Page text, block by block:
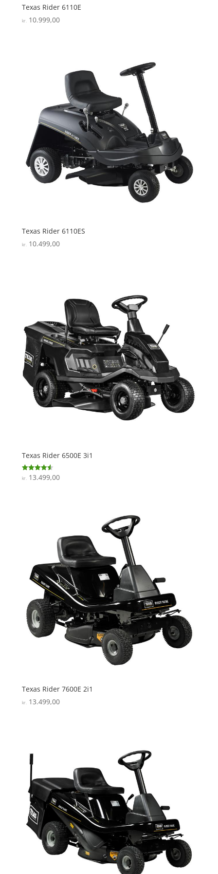
Texas Rider 6110E
kr. 10.999,00
Texas Rider 6110ES
kr.10.499,00
Texas Rider 6500E 3i1
Vurderet
4.6
kr.13.499,00
Texas Rider 7600E 2i1
kr.13.499,00